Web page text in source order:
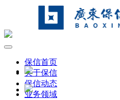
保信首页
关于保信
保信动态
业务领域